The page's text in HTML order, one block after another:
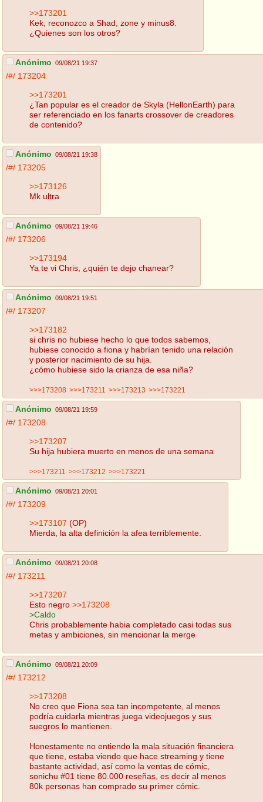
>>173201
Kek, reconozco a Shad, zone y minus8.
¿Quienes son los otros?
Anónimo 09/08/21 19:37
/#/ 173204
>>173201
¿Tan popular es el creador de Skyla (HellonEarth) para
ser referenciado en los fanarts crossover de creadores
de contenido?
Anónimo 09/08/21 19:38
/#/ 173205
>>173126
Mk ultra
Anónimo 09/08/21 19:46
/#/ 173206
>>173194
Ya te vi Chris, ¿quién te dejo chanear?
Anónimo 09/08/21 19:51
/#/ 173207
>>173182
si chris no hubiese hecho lo que todos sabemos,
hubiese conocido a fiona y habrían tenido una relación
y posterior nacimiento de su hija.
¿cómo hubiese sido la crianza de esa niña?
>>>173208 >>>173211 >>>173213 >>>173221
Anónimo 09/08/21 19:59
/#/ 173208
>>173207
Su hija hubiera muerto en menos de una semana
>>>173211 >>>173212 >>>173221
Anónimo 09/08/21 20:01
/#/ 173209
>>173107 (OP)
Mierda, la alta definición la afea terriblemente.
Anónimo 09/08/21 20:08
/#/ 173211
>>173207
Esto negro >>173208
>Caldo
Chris probablemente habia completado casi todas sus
metas y ambiciones, sin mencionar la merge
Anónimo 09/08/21 20:09
/#/ 173212
>>173208
No creo que Fiona sea tan incompetente, al menos
podría cuidarla mientras juega videojuegos y sus
suegros lo mantienen.
Honestamente no entiendo la mala situación financiera
que tiene, estaba viendo que hace streaming y tiene
bastante actividad, así como la ventas de cómic,
sonichu #01 tiene 80.000 reseñas, es decir al menos
80k personas han comprado su primer cómic.